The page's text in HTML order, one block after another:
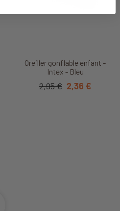
Oreiller gonflable enfant -
Intex - Bleu
2,95 € 2,36 €